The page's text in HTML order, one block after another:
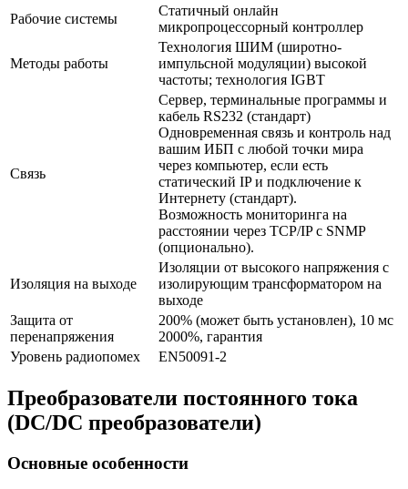
Рабочие системы
Статичный онлайн
микропроцессорный контроллер
Методы работы
Технология ШИМ (широтно-
импульсной модуляции) высокой
частоты; технология IGBT
Связь
Сервер, терминальные программы и
кабель RS232 (стандарт)
Одновременная связь и контроль над
вашим ИБП с любой точки мира
через компьютер, если есть
статический IP и подключение к
Интернету (стандарт).
Возможность мониторинга на
расстоянии через TCP/IP с SNMP
(опционально).
Изоляция на выходе
Изоляции от высокого напряжения с
изолирующим трансформатором на
выходе
Защита от
перенапряжения
200% (может быть установлен), 10 мс
2000%, гарантия
Уровень радиопомех
EN50091-2
Преобразователи постоянного тока
(DC/DC преобразователи)
Основные особенности